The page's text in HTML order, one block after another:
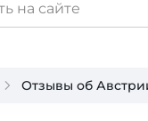
Отзывы об